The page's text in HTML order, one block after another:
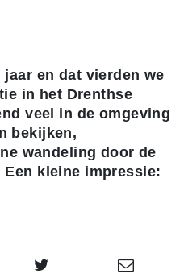
jaar en dat vierden we
in het Drenthse
veel in de omgeving
bekijken,
wandeling door de
kleine impressie: